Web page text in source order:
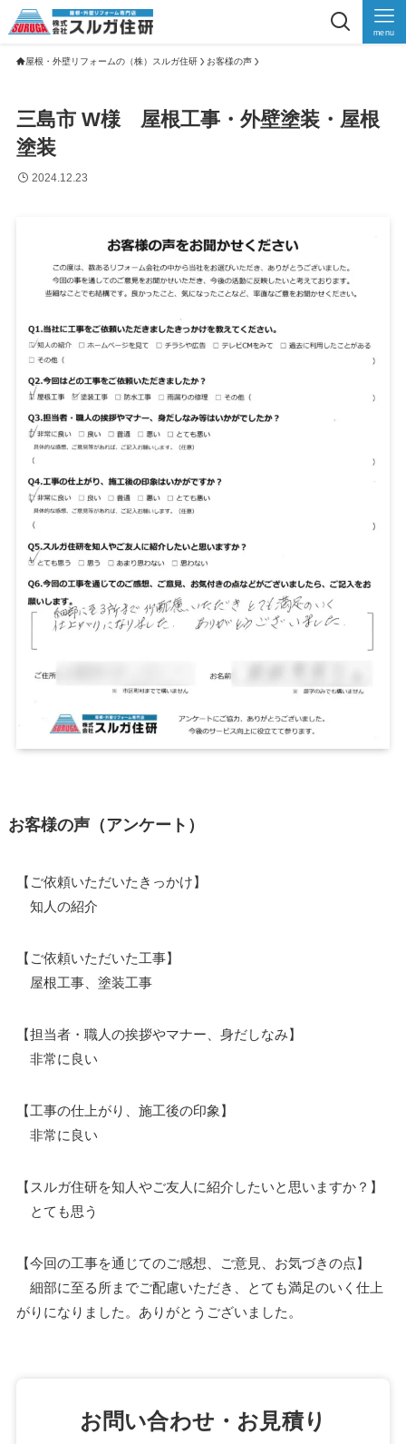
menu
屋根・外壁リフォームの（株）スルガ住研 お客様の声
三島市 W様 屋根工事・外壁塗装・屋根
塗装
2024.12.23
お客様の声（アンケート）
【ご依頼いただいたきっかけ】
知人の紹介
【ご依頼いただいた工事】
屋根工事、塗装工事
【担当者・職人の挨拶やマナー、身だしなみ】
非常に良い
【工事の仕上がり、施工後の印象】
非常に良い
【スルガ住研を知人やご友人に紹介したいと思いますか？】
とても思う
【今回の工事を通じてのご感想、ご意見、お気づきの点】
細部に至る所までご配慮いただき、とても満足のいく仕上
がりになりました。ありがとうございました。
お問い合わせ・お見積り